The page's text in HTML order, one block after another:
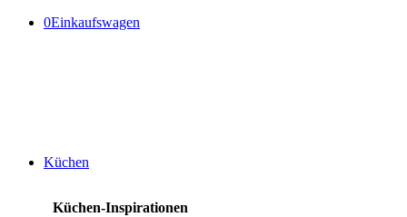
0Einkaufswagen
Küchen
Küchen-Inspirationen